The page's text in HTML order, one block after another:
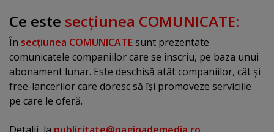
Ce este secţiunea COMUNICATE:
În secţiunea COMUNICATEsunt prezentate
comunicatele companiilor care se înscriu, pe baza unui
abonament lunar. Este deschisă atât companiilor, cât şi
free-lancerilor care doresc să îşi promoveze serviciile
pe care le oferă.